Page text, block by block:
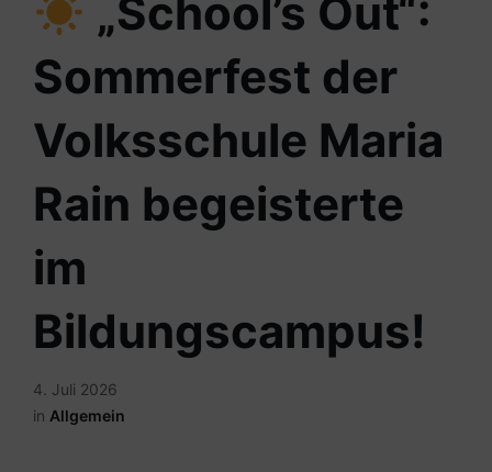
„School’s Out“:
Sommerfest der
Volksschule Maria
Rain begeisterte
im
Bildungscampus!
4. Juli 2026
in Allgemein